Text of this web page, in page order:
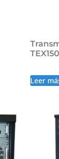
Leer